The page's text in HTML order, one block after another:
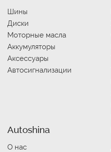
Шины
Диски
Моторные масла
Аккумуляторы
Аксессуары
Автосигнализации
Autoshina
О нас